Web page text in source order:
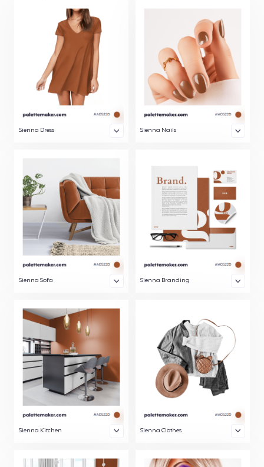
Sienna Dress Sienna Nails
Sienna Sofa Sienna Branding
Sienna Kitchen Sienna Clothes